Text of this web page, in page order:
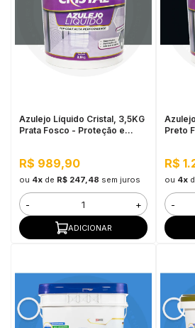
Azulejo Líquido Cristal, 3,5KG
Prata Fosco - Proteção e
R$ 989,90
ou 4xde R$ 247,48 sem juros
- +
ADICIONAR
Preto
R$
ou 4x
-